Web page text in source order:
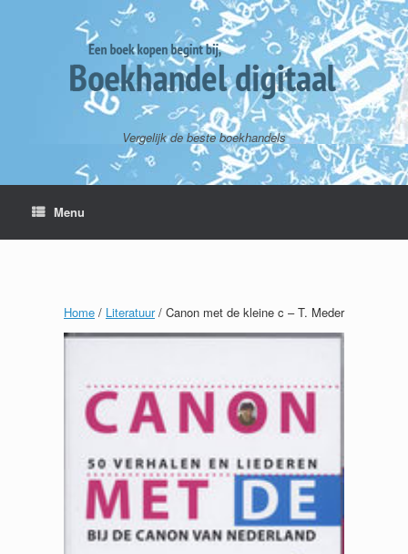
Vergelijk de beste boekhandels
Menu
Home / Literatuur/ Canon met de kleine c – T. Meder